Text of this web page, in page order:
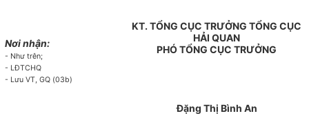
Nơi nhận:
- Như trên;
- LĐTCHQ
- Lưu VT, GQ (03b)
KT. TỔNG CỤC TRƯỞNG TỔNG CỤC
HẢI QUAN
PHÓ TỔNG CỤC TRƯỞNG
Đặng Thị Bình An